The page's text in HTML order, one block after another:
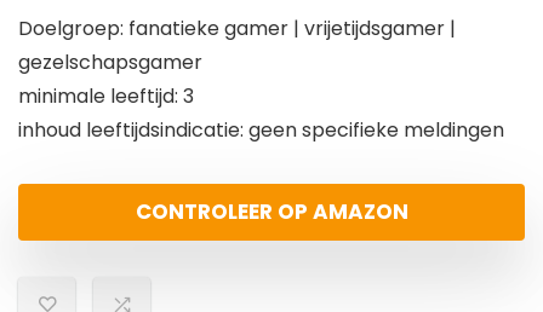
Doelgroep: fanatieke gamer | vrijetijdsgamer |
gezelschapsgamer
minimale leeftijd: 3
inhoud leeftijdsindicatie: geen specifieke meldingen
CONTROLEER OP AMAZON